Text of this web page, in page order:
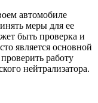
автомобиле
меры для ее
быть проверка и
является основной
работу
нейтрализатора.